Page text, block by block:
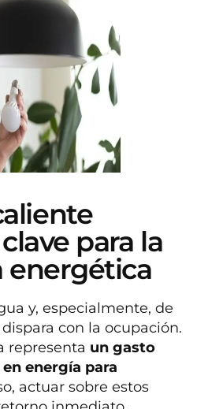
para la
energética
y, especialmente, de
con la ocupación.
representa un gasto
energía para
actuar sobre estos